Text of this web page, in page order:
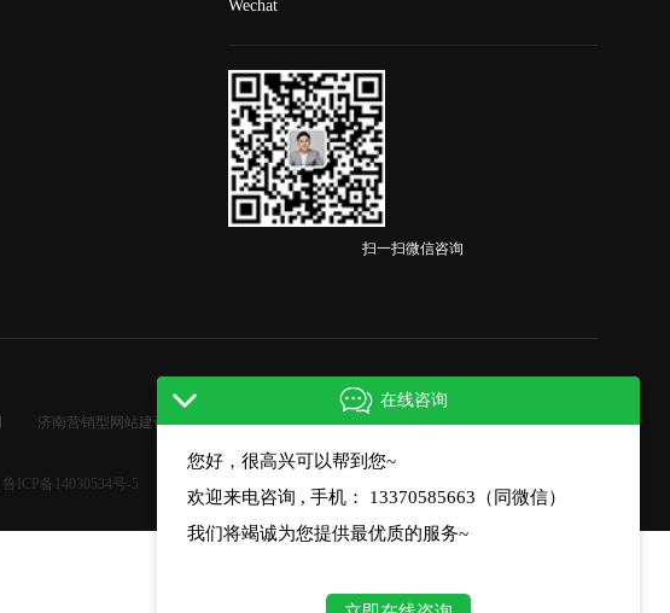
Wechat
扫一扫微信咨询
济南营销型网站建设 山东网站建设公司
鲁ICP备14030534号-5
在线咨询
您好，很高兴可以帮到您~
欢迎来电咨询 , 手机： 13370585663（同微信）
我们将竭诚为您提供最优质的服务~